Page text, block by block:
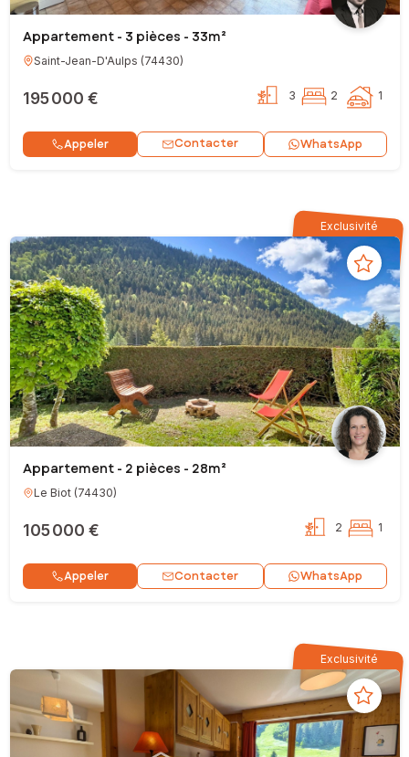
Appartement - 3 pièces - 33m²
Saint-Jean-D'Aulps (74430)
195 000 € 3 2 1
Appeler Contacter WhatsApp
Exclusivité
Appartement - 2 pièces - 28m²
Le Biot(74430)
105 000 € 2 1
Appeler Contacter WhatsApp
Exclusivité